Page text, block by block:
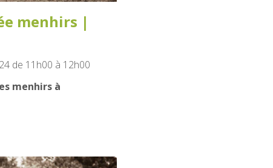
menhirs |
de 11h00 à 12h00
menhirs à